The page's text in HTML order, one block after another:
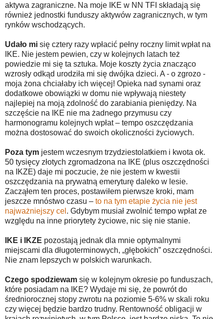
aktywa zagraniczne. Na moje IKE w NN TFI składają się
również jednostki funduszy aktywów zagranicznych, w tym
rynków wschodzących.
Udało mi się cztery razy wpłacić pełny roczny limit wpłat na
IKE. Nie jestem pewien, czy w kolejnych latach też
powiedzie mi się ta sztuka. Moje koszty życia znacząco
wzrosły odkąd urodziła mi się dwójka dzieci. A - o zgrozo -
moja żona chciałaby ich więcej! Opieka nad synami oraz
dodatkowe obowiązki w domu nie wpływają niestety
najlepiej na moją zdolność do zarabiania pieniędzy. Na
szczęście na IKE nie ma żadnego przymusu czy
harmonogramu kolejnych wpłat – tempo oszczędzania
można dostosować do swoich okoliczności życiowych.
Poza tym jestem wczesnym trzydziestolatkiem i kwota ok.
50 tysięcy złotych zgromadzona na IKE (plus oszczędności
na IKZE) daje mi poczucie, że nie jestem w kwestii
oszczędzania na prywatną emeryturę daleko w lesie.
Zacząłem ten proces, postawiłem pierwsze kroki, mam
jeszcze mnóstwo czasu – to na tym etapie życia nie jest
najważniejszy cel . Gdybym musiał zwolnić tempo wpłat ze
względu na inne priorytety życiowe, nic się nie stanie.
IKE i IKZE pozostają jednak dla mnie optymalnymi
miejscami dla długoterminowych, „głębokich” oszczędności.
Nie znam lepszych w polskich warunkach.
Czego spodziewam się w kolejnym okresie po funduszach,
które posiadam na IKE? Wydaje mi się, że powrót do
średniorocznej stopy zwrotu na poziomie 5-6% w skali roku
czy więcej będzie bardzo trudny. Rentowność obligacji w